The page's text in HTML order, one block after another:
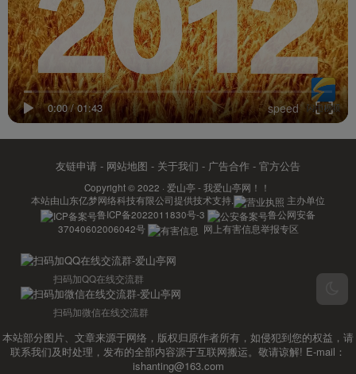
0:00/01:43 speed
友链申请 - 网站地图 - 关于我们 - 广告合作 - 官方公告
Copyright © 2022 · 爱山亭 - 我爱山亭网！！
本站由山东亿梦网络科技有限公司提供技术支持.
主办单位
鲁ICP备2022011830号-3
鲁公网安备
37040602006042号
网上有害信息举报专区
扫码加QQ在线交流群
扫码加微信在线交流群
本站部分图片、文章来源于网络，版权归原作者所有，如侵犯到您的权益，请
联系我们及时处理，发布的全部内容源于互联网搬运。敬请谅解! E-mail：
ishanting@163.com